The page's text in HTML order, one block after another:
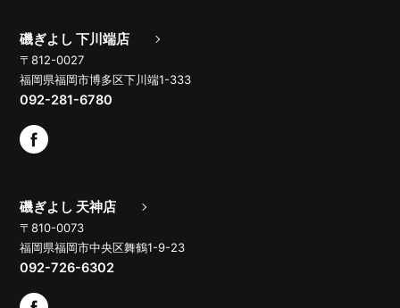
磯ぎよし 下川端店
〒812-0027
福岡県福岡市博多区下川端1-333
092-281-6780
磯ぎよし 天神店
〒810-0073
福岡県福岡市中央区舞鶴1-9-23
092-726-6302